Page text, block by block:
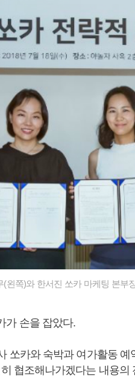
왼쪽)와 한서진 쏘카 마케팅 본부
가 손을 잡았다.
쏘카와 숙박과 여가활동 예
협조해나가겠다는 내용의